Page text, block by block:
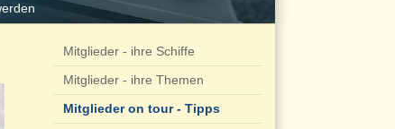
Mitglieder - ihre Schiffe
Mitglieder - ihre Themen
Mitglieder on tour - Tipps